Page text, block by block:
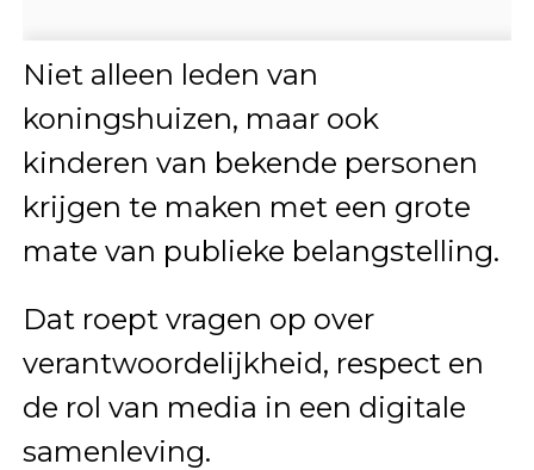
Niet alleen leden van
koningshuizen, maar ook
kinderen van bekende personen
krijgen te maken met een grote
mate van publieke belangstelling.
Dat roept vragen op over
verantwoordelijkheid, respect en
de rol van media in een digitale
samenleving.